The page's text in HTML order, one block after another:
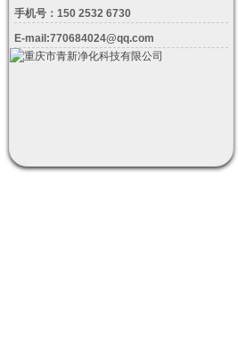
手机号：150 2532 6730
E-mail:770684024@qq.com